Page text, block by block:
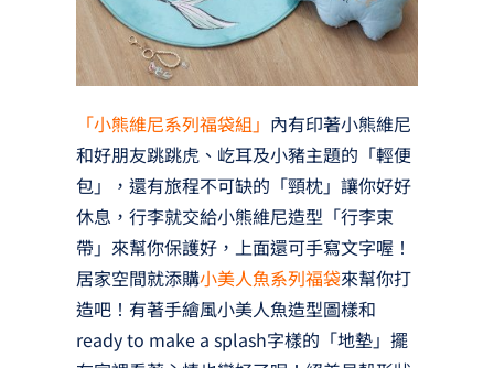
「小熊維尼系列福袋組」 內有印著小熊維尼
和好朋友跳跳虎、屹耳及小豬主題的「輕便
包」，還有旅程不可缺的「頸枕」讓你好好
休息，行李就交給小熊維尼造型「行李束
帶」來幫你保護好，上面還可手寫文字喔！
居家空間就添購小美人魚系列福袋來幫你打
造吧！有著手繪風小美人魚造型圖樣和
ready to make a splash字樣的「地墊」擺